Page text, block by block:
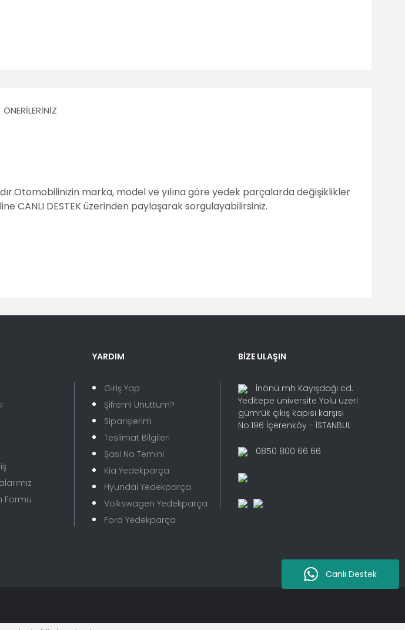
ÖNERILERINIZ
Otomobilinizin marka, model ve yılına göre yedek parçalarda değişiklikler
CANLI DESTEK üzerinden paylaşarak sorgulayabilirsiniz.
Formu
YARDIM
Giriş Yap
Şifremi Unuttum?
Siparişlerim
Teslimat Bilgileri
Şasi No Temini
Kia Yedekparça
Hyundai Yedekparça
Volkswagen Yedekparça
Ford Yedekparça
BİZE ULAŞIN
İnönü mh Kayışdağı cd.
Yeditepe üniversite Yolu üzeri
gümrük çıkış kapısı karşısı
No:196 İçerenköy - İSTANBUL
0850 800 66 66
Canlı Destek